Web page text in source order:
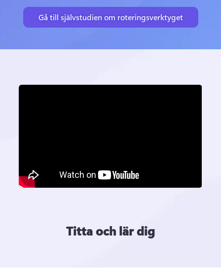
Gå till självstudien om roteringsverktyget
Titta och lär dig